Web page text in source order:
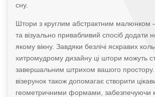
сну.
Штори з круглим абстрактним малюнком
та візуально привабливий спосіб додати
якому вікну. Завдяки безлічі яскравих
хитромудрому дизайну ці штори можуть
завершальним штрихом вашого простору.
візерунок також допомагає створити
геометричними формами, забезпечуючи